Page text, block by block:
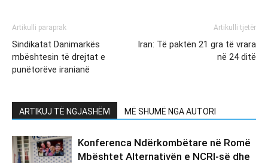
Artikulli paraprak
Sindikatat Danimarkës
mbështesin të drejtat e
punëtorëve iranianë
Artikulli tjetër
Iran: Të paktën 21 gra të vrara
në 24 ditë
ARTIKUJ TË NGJASHËM MË SHUMË NGA AUTORI
Konferenca Ndërkombëtare në Romë
Mbështet Alternativën e NCRI-së dhe